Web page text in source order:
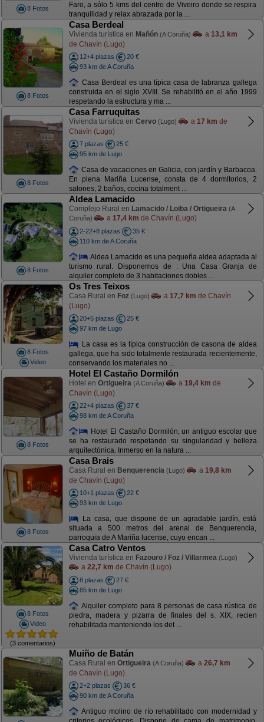
8 Fotos
Faro, a sólo 5 kms del centro de Viveiro donde se respira
tranquilidad y relax abrazada por la ...
8 Fotos
Casa Berdeal
Vivienda turística en Mañón (A Coruña) a 13,1 km
de Chavín (Lugo)
12+4 plazas
20 €
93 km de A Coruña
Casa Berdeal es una típica casa de labranza gallega
construida en el siglo XVIII. Se rehabilitó en el año 1999
respetando la estructura y ma ...
8 Fotos
Casa Farruquitas
Vivienda turística en Cervo (Lugo) a 17 km de
Chavín (Lugo)
7 plazas
25 €
95 km de Lugo
Casa de vacaciones en Galicia, con jardín y Barbacoa.
En plena Mariña Lucense, consta de 4 dormitorios, 2
salones, 2 baños, cocina totalment ...
8 Fotos
Aldea Lamacido
Complejo Rural en Lamacido / Loiba / Ortigueira (A
Coruña)
a 17,4 km de Chavín (Lugo)
2-22+8 plazas
35 €
110 km de A Coruña
Aldea Lamacido es una pequeña aldea adaptada al
turismo rural. Disponemos de : Una Casa Granja de
alquiler completo de 3 habitaciones dobles ...
8 Fotos
Video
Os Tres Teixos
Casa Rural en Foz (Lugo) a 17,7 km de Chavín
(Lugo)
20+5 plazas
25 €
97 km de Lugo
La casa es la típica construcción de casona de aldea
gallega, que ha sido totalmente restaurada recientemente,
conservando los materiales no ...
8 Fotos
Hotel El Castaño Dormilón
Hotel en Ortigueira (A Coruña) a 19,4 km de
Chavín (Lugo)
22+4 plazas
37 €
98 km de A Coruña
Hotel El Castaño Dormilón, un antiguo escolar que
se ha restaurado respetando su singularidad y belleza
arquitectónica. Inmerso en la natura ...
8 Fotos
Casa Brais
Casa Rural en Benquerencia (Lugo) a 19,8 km
de Chavín (Lugo)
10+1 plazas
22 €
93 km de Lugo
La casa, que dispone de un agradable jardín, está
situada a 500 metros del arenal de Benquerencia,
parroquia de A Mariña lucense, cuyo encan ...
8 Fotos
Video
(3 comentarios)
Casa Catro Ventos
Vivienda turística en Fazouro / Foz / Villarmea (Lugo)
a 22,7 km de Chavín (Lugo)
8 plazas
27 €
85 km de Lugo
Alquiler completo para 8 personas de casa rústica de
piedra, madera y pizarra de finales del s. XIX, recien
rehabilitada manteniendo los det ...
Muiño de Batán
Casa Rural en Ortigueira (A Coruña) a 26,7 km
de Chavín (Lugo)
2+2 plazas
36 €
90 km de A Coruña
Antiguo molino de río rehabilitado con modernidad y